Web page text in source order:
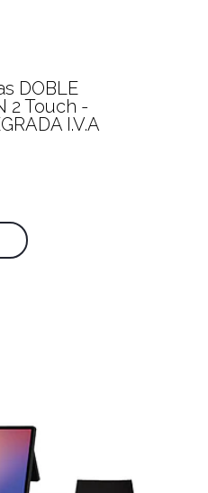
DOBLE
2 Touch -
I.V.A